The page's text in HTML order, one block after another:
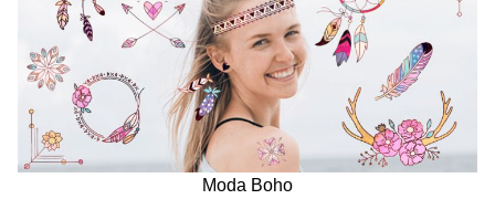
Moda Boho